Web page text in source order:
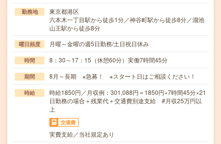
勤務地
東京都港区
六本木一丁目駅から徒歩1分／神谷町駅から徒歩8分／溜池
山王駅から徒歩8分
曜日頻度 月曜～金曜の週5日勤務/土日祝日休み
時間 8：30～17：15（休憩60分）実働7時間45分
期間 8月～長期 ※急募！ ※スタート日はご相談ください！
時給
時給1850円／月収例：301,088円＝1850円×7時間45分×21
日勤務の場合＋残業代＋交通費別途支給 #月収25万円以
上
交通費
実費支給／当社規定あり